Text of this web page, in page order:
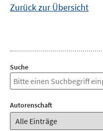
Zurück zur Übersicht
Suche
Autorenschaft